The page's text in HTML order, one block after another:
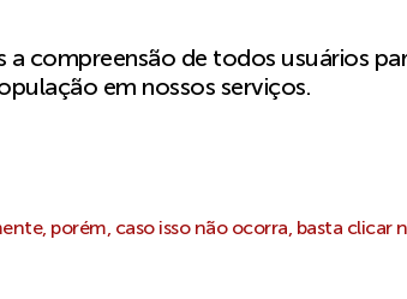
a compreensão de todos usuários
em nossos serviços.
porém, caso isso não ocorra, basta clicar